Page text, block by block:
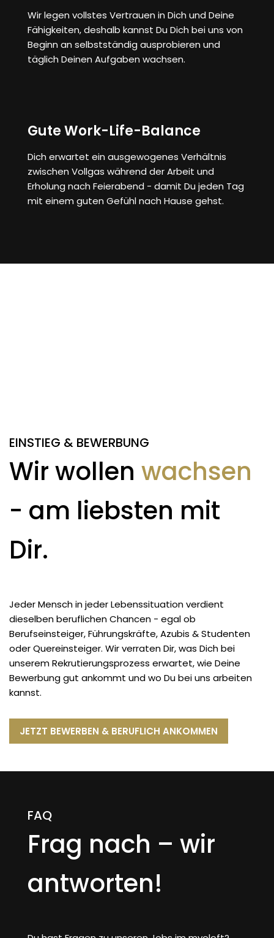
Wir legen vollstes Vertrauen in Dich und Deine
Fähigkeiten, deshalb kannst Du Dich bei uns von
Beginn an selbstständig ausprobieren und
täglich Deinen Aufgaben wachsen.
Gute Work-Life-Balance
Dich erwartet ein ausgewogenes Verhältnis
zwischen Vollgas während der Arbeit und
Erholung nach Feierabend - damit Du jeden Tag
mit einem guten Gefühl nach Hause gehst.
Wir wollen wachsen
- am liebsten mit
Dir.
EINSTIEG & BEWERBUNG
Jeder Mensch in jeder Lebenssituation verdient
dieselben beruflichen Chancen - egal ob
Berufseinsteiger, Führungskräfte, Azubis & Studenten
oder Quereinsteiger. Wir verraten Dir, was Dich bei
unserem Rekrutierungsprozess erwartet, wie Deine
Bewerbung gut ankommt und wo Du bei uns arbeiten
kannst.
JETZT BEWERBEN & BERUFLICH ANKOMMEN
Frag nach – wir
antworten!
FAQ